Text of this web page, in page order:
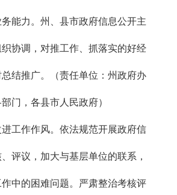
能力。州、县市政府信息公开主
协调，对推工作、抓落实的好经
结推广。（责任单位：州政府办
门，各县市人民政府）
进工作作风。依法规范开展政府信
评议，加大与基层单位的联系，
中的困难问题。严肃整治考核评